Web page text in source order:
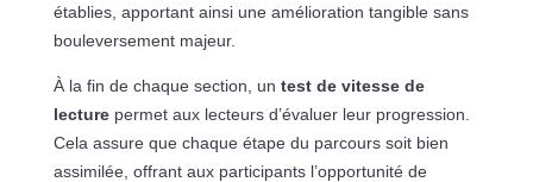
établies, apportant ainsi une amélioration tangible sans
bouleversement majeur.
À la fin de chaque section, un test de vitesse de
lecturepermet aux lecteurs d’évaluer leur progression.
Cela assure que chaque étape du parcours soit bien
assimilée, offrant aux participants l’opportunité de